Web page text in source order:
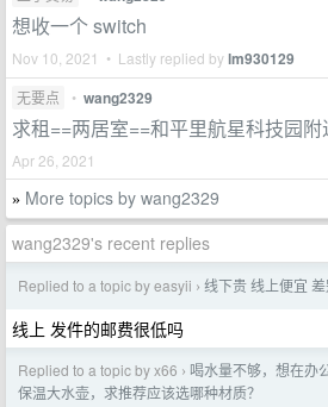
想收一个 switch
Nov 10, 2021 • Lastly replied bylm930129
无要点 • wang2329
求租==两居室==和平里航星科技园附
Apr 26, 2021
» More topics by wang2329
wang2329's recent replies
Replied to a topic by easyii › 线下贵 线上便宜 差
线上 发件的邮费很低吗
Replied to a topic by x66 › 喝水量不够，想在办
保温大水壶，求推荐应该选哪种材质？